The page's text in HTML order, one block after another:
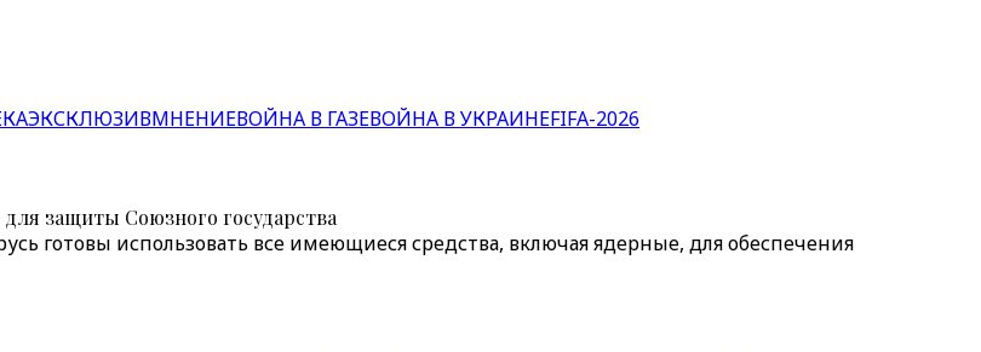
ЭКСКЛЮЗИВМНЕНИЕВОЙНА В ГАЗЕВОЙНА В УКРАИНЕFIFA-2026
защиты Союзного государства
готовы использовать все имеющиеся средства, включая ядерные, для обеспечения